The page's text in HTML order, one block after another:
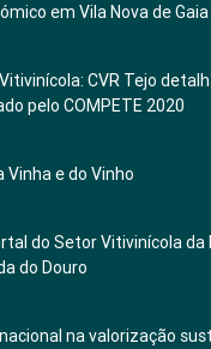
em Vila Nova de Gaia
CVR Tejo
pelo COMPETE 2020
Vinha e do Vinho
do Setor Vitivinícola da
do Douro
na valorização